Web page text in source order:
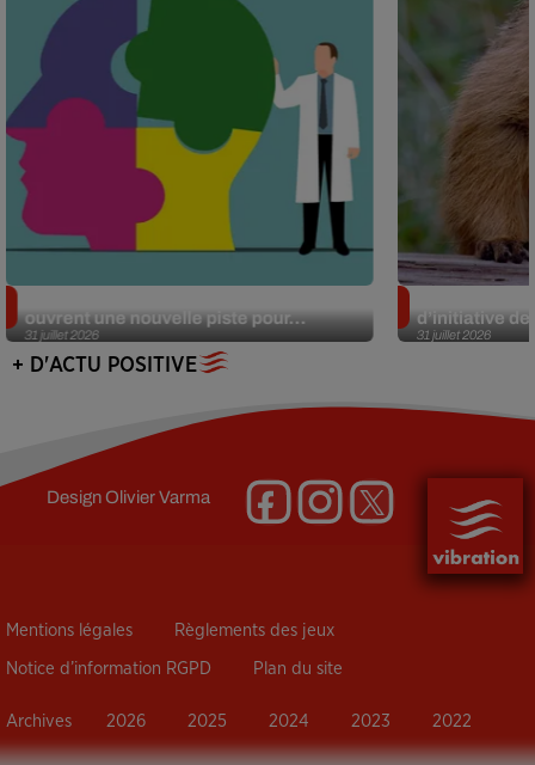
31 juillet 2026
ouvrent une nouvelle piste pour...
31 juillet 2026
d’initiative
+ D'ACTU POSITIVE
DesignOlivier Varma
Mentions légales Règlements des jeux
Notice d’information RGPD Plan du site
Archives 2026 2025 2024 2023 2022